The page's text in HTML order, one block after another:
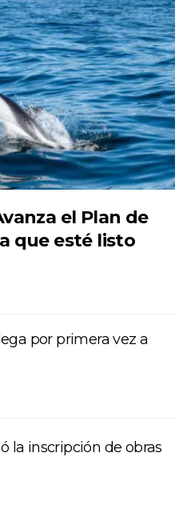
el Plan de
que esté listo
por primera vez a
la inscripción de obras